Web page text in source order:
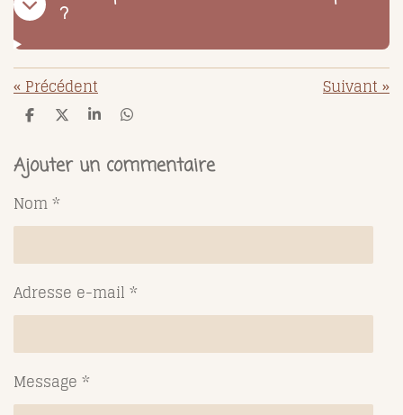
?
« Précédent Suivant »
P
t
a
e
r
P
t
a
r
P
t
a
r
P
t
a
r
Ajouter un commentaire
Nom *
Adresse e-mail *
Message *